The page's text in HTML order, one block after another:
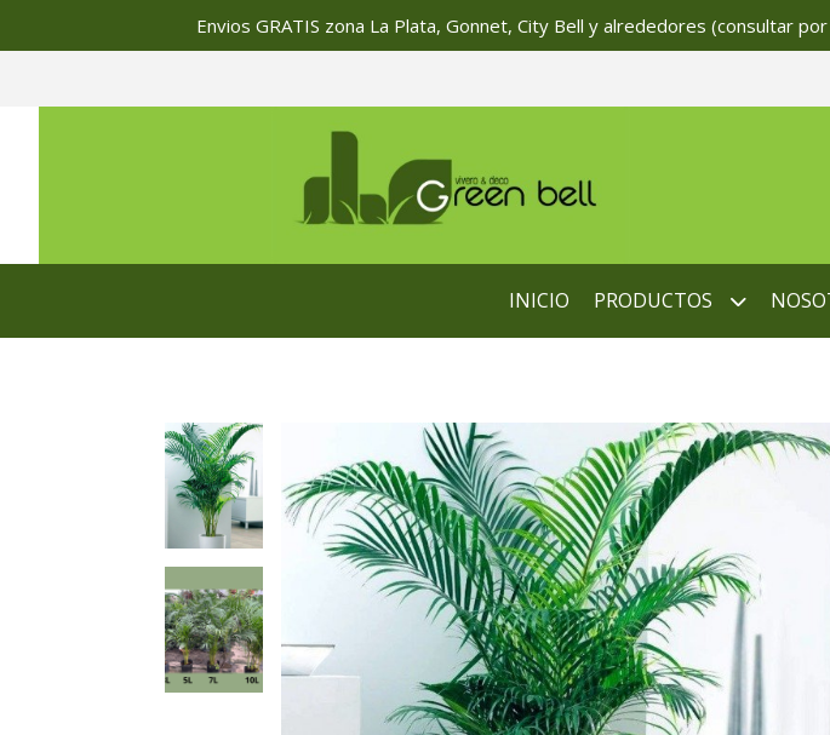
Envios GRATIS zona La Plata, Gonnet, City Bell y alrededores (consultar
INICIO PRODUCTOS